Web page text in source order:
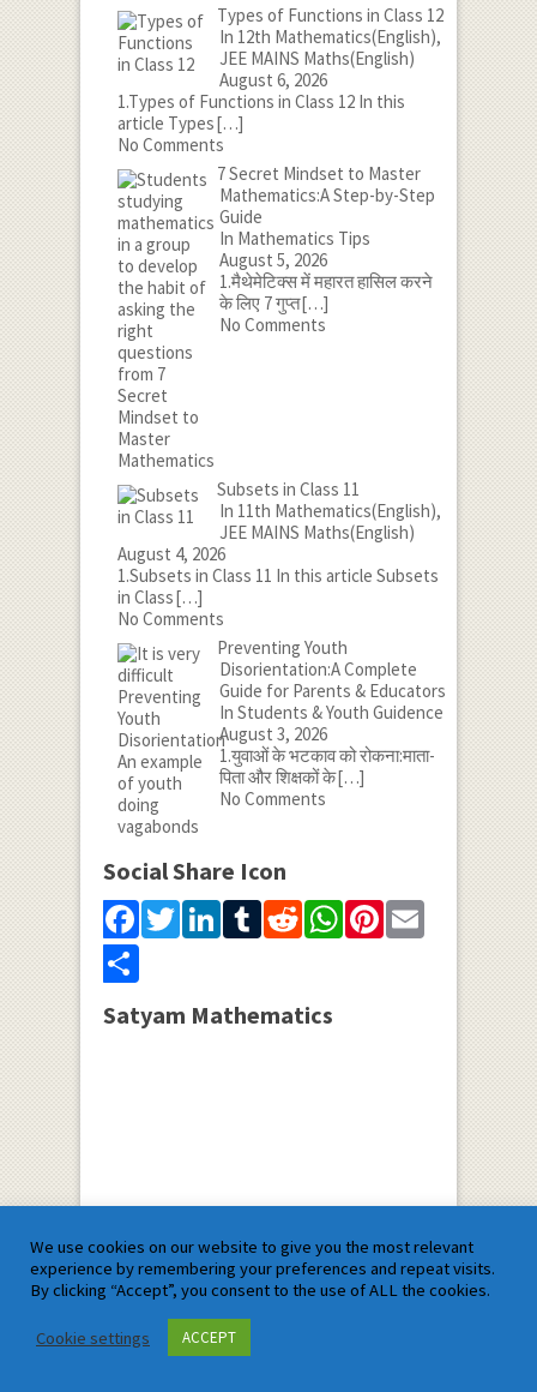
Types of Functions in Class 12
In 12th Mathematics(English),
JEE MAINS Maths(English)
August 6, 2026
1.Types of Functions in Class 12 In this
article Types[…]
No Comments
7 Secret Mindset to Master
Mathematics:A Step-by-Step
Guide
In Mathematics Tips
August 5, 2026
1.मैथेमेटिक्स में महारत हासिल करने
के लिए 7 गुप्त[…]
No Comments
Subsets in Class 11
In 11th Mathematics(English),
JEE MAINS Maths(English)
August 4, 2026
1.Subsets in Class 11 In this article Subsets
in Class[…]
No Comments
Preventing Youth
Disorientation:A Complete
Guide for Parents & Educators
In Students & Youth Guidence
August 3, 2026
1.युवाओं के भटकाव को रोकना:माता-
पिता और शिक्षकों के[…]
No Comments
Social Share Icon
Facebook
Twitter
LinkedIn
Tumblr
Reddit
WhatsApp
Pinterest
Email
Share
Satyam Mathematics
We use cookies on our website to give you the most relevant
experience by remembering your preferences and repeat visits.
By clicking “Accept”, you consent to the use of ALL the cookies.
Cookie settings ACCEPT